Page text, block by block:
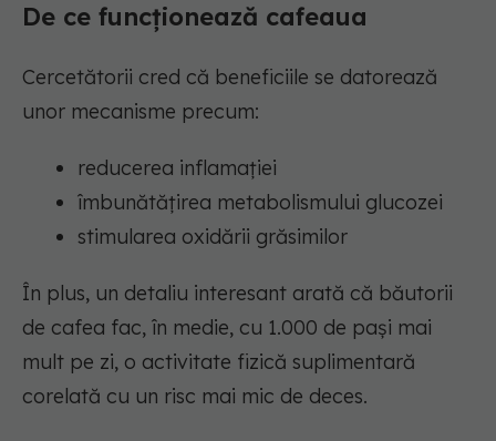
De ce funcționează cafeaua
Cercetătorii cred că beneficiile se datorează
unor mecanisme precum:
reducerea inflamației
îmbunătățirea metabolismului glucozei
stimularea oxidării grăsimilor
În plus, un detaliu interesant arată că băutorii
de cafea fac, în medie, cu 1.000 de pași mai
mult pe zi, o activitate fizică suplimentară
corelată cu un risc mai mic de deces.